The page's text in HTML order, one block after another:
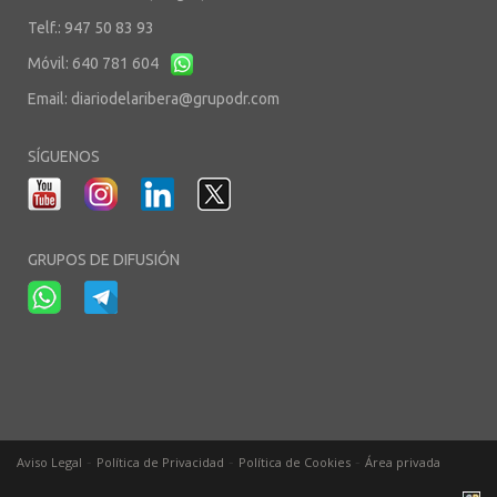
Telf.: 947 50 83 93
Móvil: 640 781 604
Email: diariodelaribera@grupodr.com
SÍGUENOS
GRUPOS DE DIFUSIÓN
Aviso Legal Política de Privacidad Política de Cookies Área privada